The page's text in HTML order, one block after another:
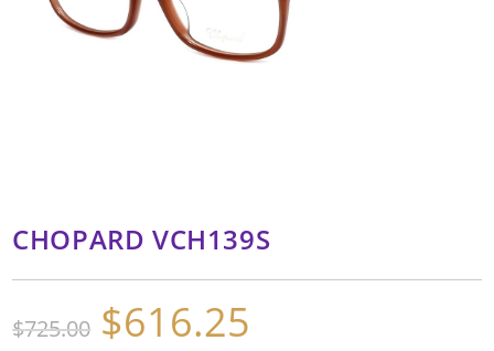
CHOPARD VCH139S
$725.00
El
precio
original
$616.25